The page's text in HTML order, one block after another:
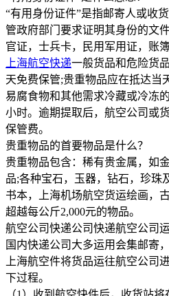
“有用身份证件”是指邮寄人或收
管政府部门要求证明其身份的文
官证，士兵卡，民用军用证，账
上海航空快递一般货品和危险货
天免费保管;贵重物品应在抵达当
易腐食物和其他需求冷藏或冷冻
小时。逾期提取后，航空公司或
保管费。
贵重物品的首要物品是什么？
贵重物品包含：稀有贵金属，如
品;各种宝石，玉器，钻石，珍珠
书本，上海机场航空货运绘画，
超越每公斤2,000元的物品。
航空公司快递公司快递航空公司
国内快递公司大多运用会集邮寄
上海航空件将货品运往航空公司
下过程。